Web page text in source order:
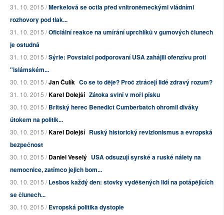
31. 10. 2015 /Merkelová se octla před vnitroněmeckými vládními
rozhovory pod tlak...
31. 10. 2015 /Oficiální reakce na umírání uprchlíků v gumových člunech
je ostudná
31. 10. 2015 /Sýrie: Povstalci podporovaní USA zahájili ofenzívu proti
"islámském...
30. 10. 2015 /Jan Čulík Co se to děje? Proč ztrácejí lidé zdravý rozum?
31. 10. 2015 /Karel Dolejší Zátoka sviní v moři písku
30. 10. 2015 /Britský herec Benedict Cumberbatch ohromil diváky
útokem na politik...
30. 10. 2015 /Karel Dolejší Ruský historický revizionismus a evropská
bezpečnost
30. 10. 2015 /Daniel Veselý USA odsuzují syrské a ruské nálety na
nemocnice, zatímco jejich bom...
30. 10. 2015 /Lesbos každý den: stovky vyděšených lidí na potápějících
se člunech...
30. 10. 2015 /Evropská politika dystopie